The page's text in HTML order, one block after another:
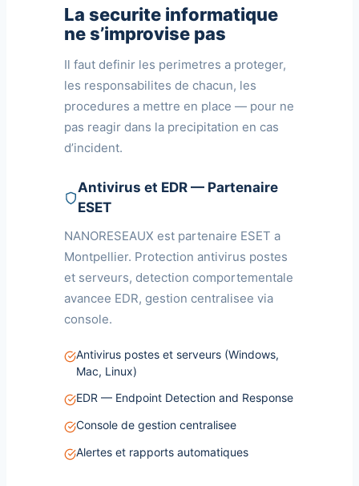
La securite informatique
ne s’improvise pas
Il faut definir les perimetres a proteger,
les responsabilites de chacun, les
procedures a mettre en place — pour ne
pas reagir dans la precipitation en cas
d’incident.
Antivirus et EDR — Partenaire
ESET
NANORESEAUX est partenaire ESET a
Montpellier. Protection antivirus postes
et serveurs, detection comportementale
avancee EDR, gestion centralisee via
console.
Antivirus postes et serveurs (Windows,
Mac, Linux)
EDR — Endpoint Detection and Response
Console de gestion centralisee
Alertes et rapports automatiques